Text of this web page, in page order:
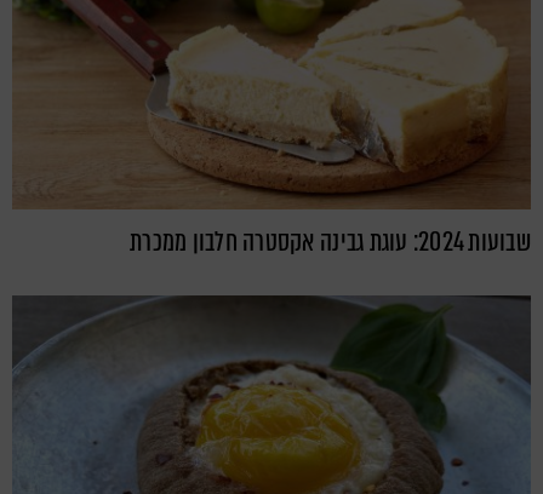
שבועות 2024: עוגת גבינה אקסטרה חלבון ממכרת